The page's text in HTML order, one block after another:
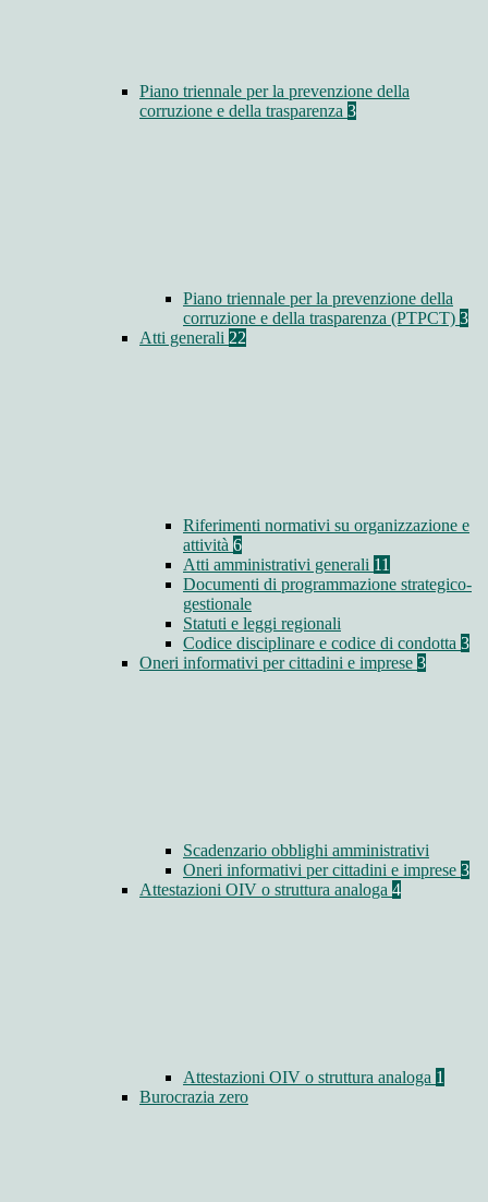
Piano triennale per la prevenzione della
corruzione e della trasparenza 3
Piano triennale per la prevenzione della
corruzione e della trasparenza (PTPCT) 3
Atti generali 22
Riferimenti normativi su organizzazione e
attività 6
Atti amministrativi generali 11
Documenti di programmazione strategico-
gestionale
Statuti e leggi regionali
Codice disciplinare e codice di condotta 3
Oneri informativi per cittadini e imprese 3
Scadenzario obblighi amministrativi
Oneri informativi per cittadini e imprese 3
Attestazioni OIV o struttura analoga 4
Attestazioni OIV o struttura analoga 1
Burocrazia zero